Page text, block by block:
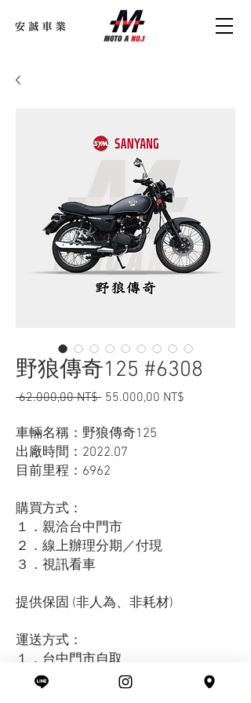
野狼傳奇125 #6308
62.000,00 NT$ Giá
thường
55.000,00 NT$
車輛名稱：野狼傳奇125
出廠時間：2022.07
目前里程：6962
購買方式：
１．親洽台中門市
２．線上辦理分期／付現
３．視訊看車
提供保固 (非人為、非耗材)
運送方式：
１．台中門市自取
２．外縣市托運 (托運費另計)